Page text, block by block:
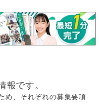
です。
め、それぞれの募集要項